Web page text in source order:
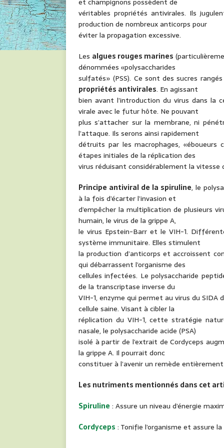
véritables propriétés antivirales. Ils
production de nombreux anticorps pour
éviter la propagation excessive.
Les algues rouges marines
dénommées «polysaccharides
sulfatés» (PSS). Ce sont des sucres
propriétés antivirales. En agissant
bien avant l’introduction du virus dans la
virale avec le futur hôte. Ne pouvant
plus s’attacher sur la membrane, ni
l’attaque. Ils serons ainsi rapidement
détruits par les macrophages,
étapes initiales de la réplication des
virus réduisant considérablement la vitesse
Principe antiviral de la spiruline, le
à la fois d’écarter l’invasion et
d’empêcher la multiplication de plusieurs
humain, le virus de la grippe A,
le virus Epstein-Barr et le VIH-1.
système immunitaire. Elles stimulent
la production d’anticorps et accroissent
qui débarrassent l’organisme des
cellules infectées. Le polysaccharide
de la transcriptase inverse du
VIH-1, enzyme qui permet au virus du
cellule saine. Visant à cibler la
réplication du VIH-1, cette stratégie
nasale, le polysaccharide acide (PSA)
isolé à partir de l’extrait de Cordyceps
la grippe A. Il pourrait donc
constituer à l’avenir un remède
Les nutriments mentionnés dans cet
Spiruline : Assure un niveau d’énergie
Cordyceps : Tonifie l’organisme et assure